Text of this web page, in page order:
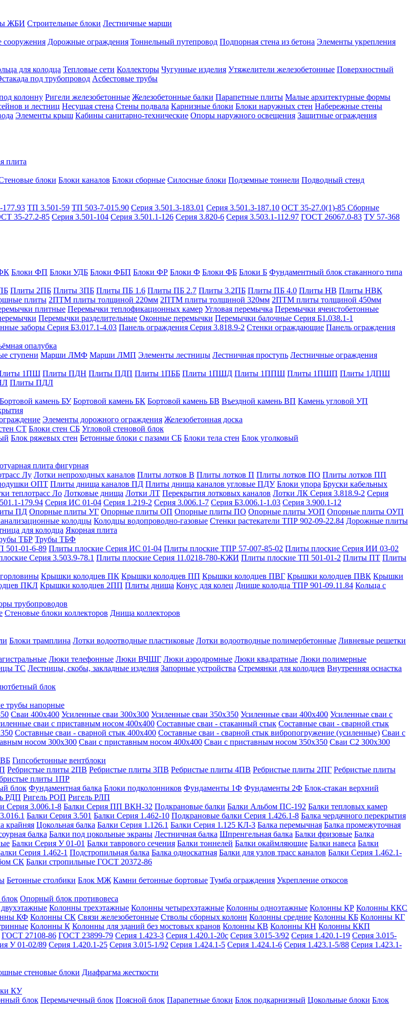
ЖБИ Строительные блоки Лестничные марши
сооружения Дорожные ограждения Тоннельный путепровод Подпорная стена из бетона Элементы укрепления
для колодца Тепловые сети Коллекторы Чугунные изделия Утяжелители железобетонные Поверхностный
под трубопровод Асбестовые трубы
колонну Ригели железобетонные Железобетонные балки Парапетные плиты Малые архитектурные формы
и лестниц Несущая стена Стены подвала Карнизные блоки Блоки наружных стен Набережные стены
Элементы крыш Кабины санитарно-технические Опоры наружного освещения Защитные ограждения
плита
блоки Блоки каналов Блоки сборные Силосные блоки Подземные тоннели Подводный стенд
177.93 ТП 3.501-59 ТП 503-7-015.90 Серия 3.501.3-183.01 Серия 3.501.3-187.10 ОСТ 35-27.0(1)-85 Сборные
35-27.2-85 Серия 3.501-104 Серия 3.501.1-126 Серия 3.820-6 Серия 3.503.1-112.97 ГОСТ 26067.0-83 ТУ 57-368
Блоки ФП Блоки УДБ Блоки ФБП Блоки ФР Блоки Ф Блоки ФБ Блоки Б Фундаментный блок стаканного типа
Плиты 2ПБ Плиты 3ПБ Плиты ПБ 1.6 Плиты ПБ 2.7 Плиты 3.2ПБ Плиты ПБ 4.0 Плиты НВ Плиты НВК
плиты 2ПТМ плиты толщиной 220мм 2ПТМ плиты толщиной 320мм 2ПТМ плиты толщиной 450мм
плитные Перемычки теплофикационных камер Угловая перемычка Перемычки ячеистобетонные
Перемычки разделительные Оконные перемычки Перемычки балочные Серия Б1.038.1-1
заборы Серия Б3.017.1-4.03 Панель ограждения Серия 3.818.9-2 Стенки ограждающие Панель ограждения
опалубка
ступени Марши ЛМФ Марши ЛМП Элементы лестницы Лестничная проступь Лестничные ограждения
1ПШ Плиты ПДН Плиты ПДП Плиты 1ПББ Плиты 1ПШД Плиты 1ППШ Плиты 1ПШП Плиты 1ДПШ
Плиты ПДЛ
Бортовой камень БУ Бортовой камень БК Бортовой камень БВ Въездной камень ВП Камень угловой УП
Элементы дорожного ограждения Железобетонная доска
СТ Блоки стен СБ Угловой стеновой блок
Блок ряжевых стен Бетонные блоки с пазами СБ Блоки тела стен Блок уголковый
плита фигурная
Лу Лотки непроходных каналов Плиты лотков В Плиты лотков П Плиты лотков ПО Плиты лотков ПП
ОПТ Плиты днища каналов ПД Плиты днища каналов угловые ПДУ Блоки упора Бруски кабельных
теплотрасс Ло Лотковые днища Лотки ЛТ Перекрытия лотковых каналов Лотки ЛК Серия 3.818.9-2 Серия
179.94 Серия ИС 01-04 Серия 1.219-2 Серия 3.006.1-7 Серия Б3.006.1-1.03 Серия 3.900.1-12
ПД Опорные плиты УГ Опорные плиты ОП Опорные плиты ПО Опорные плиты УОП Опорные плиты ОУП
колодцы Колодцы водопроводно-газовые Стенки растекатели ТПР 902-09-22.84 Дорожные плиты
для колодца Якорная плита
ТБР Трубы ТБФ
501-01-6-89 Плиты плоские Серия ИС 01-04 Плиты плоские ТПР 57-007-85-02 Плиты плоские Серия ИИ 03-02
Серия 3.503.9-78.1 Плиты плоские Серия 11.0218-780-КЖИ Плиты плоские ТП 501-01-2 Плиты ПТ Плиты
Крышки колодцев ПК Крышки колодцев ПП Крышки колодцев ПВГ Крышки колодцев ПВК Крышки
ПКЛ Крышки колодцев 2ПП Плиты днища Конус для колец Днище колодца ТПР 901-09.11.84 Кольца с
трубопроводов
Стеновые блоки коллекторов Днища коллекторов
Блоки трамплина Лотки водоотводные пластиковые Лотки водоотводные полимербетонные Ливневые решетки
Люки телефонные Люки ВЧШГ Люки аэродромные Люки квадратные Люки полимерные
ТС Лестницы, скобы, закладные изделия Запорные устройства Стремянки для колодцев Внутренняя оснастка
блок
трубы напорные
Сваи 400х400 Усиленные сваи 300х300 Усиленные сваи 350х350 Усиленные сваи 400х400 Усиленные сваи с
сваи с приставным носом 400х400 Составные сваи - стаканный стык Составные сваи - сварной стык
Составные сваи - сварной стык 400х400 Составные сваи - сварной стык вибропогружение (усиленные) Сваи с
носом 300х300 Сваи с приставным носом 400х400 Сваи с приставным носом 350х350 Сваи С2 300х300
Гипсобетонные вентблоки
Ребристые плиты 2ПВ Ребристые плиты 3ПВ Ребристые плиты 4ПВ Ребристые плиты 2ПГ Ребристые плиты
плиты 1ПР
блок Фундаментная балка Блоки подколонников Фундаменты 1Ф Фундаменты 2Ф Блок-стакан верхний
РДП Ригель РОП Ригель РЛП
Серия 3.006.1-8 Балки Серия ПП ВКН-32 Подкрановые балки Балки Альбом ПС-192 Балки тепловых камер
Балки Серия 3.501 Балки Серия 1.462-10 Подкрановые балки Серия 1.426.1-8 Балка чердачного перекрытия
крайняя Цокольная балка Балки Серия 1.126.1 Балки Серия 1.125 КЛ-3 Балка перемычная Балка промежуточная
балка Балки под цокольные экраны Лестничная балка Шпренгельная балка Балки фризовые Балка
Балки Серия У 01-01 Балки таврового сечения Балки тоннелей Балки окаймляющие Балки навеса Балки
Серия 1.462-1 Подстропильная балка Балка односкатная Балки для узлов трасс каналов Балки Серия 1.462.1-
СК Балки стропильные ГОСТ 20372-86
Бетонные столбики Блок МЖ Камни бетонные бортовые Тумба ограждения Укрепление откосов
Опорный блок противовеса
Колонны трехэтажные Колонны четырехэтажные Колонны одноэтажные Колонны КР Колонны ККС
КФ Колонны СК Связи железобетонные Стволы сборных колонн Колонны средние Колонны КБ Колонны КГ
Колонны К Колонны для зданий без мостовых кранов Колонны КВ Колонны КН Колонны ККП
ГОСТ 27108-86 ГОСТ 23899-79 Серия 1.423-3 Серия 1.420.1-20с Серия 3.015-3/92 Серия 1.420.1-19 Серия 3.015-
У 01-02/89 Серия 1.420.1-25 Серия 3.015-1/92 Серия 1.424.1-5 Серия 1.424.1-6 Серия 1.423.1-5/88 Серия 1.423.1-
стеновые блоки Диафрагма жесткости
КУ
блок Перемычечный блок Поясной блок Парапетные блоки Блок подкарнизный Цокольные блоки Блок